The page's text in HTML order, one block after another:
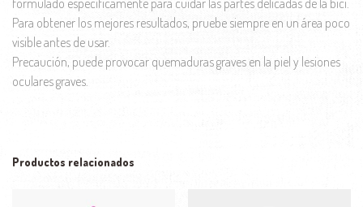
formulado específicamente para cuidar las partes delicadas de la bici.
Para obtener los mejores resultados, pruebe siempre en un área poco
visible antes de usar.
Precaución, puede provocar quemaduras graves en la piel y lesiones
oculares graves.
Productos relacionados